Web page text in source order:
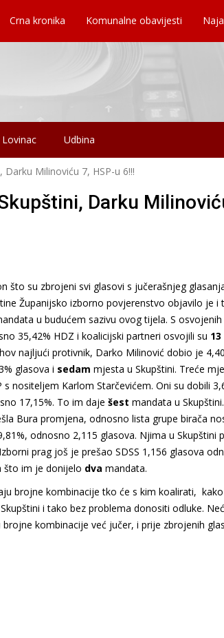
Crna kronika Komunalne obavijesti
Lovinac Udbina
Milinoviću 7, HSP-u 6!!!
Darku
što su zbrojeni svi glasovi s jučerašnjeg
Županijsko izborno povjerenstvo objavilo je i
u budućem sazivu ovog tijela. S osvojenih
35,42% HDZ i koalicijski partneri osvojili su 13
najljući protivnik, Darko Milinović dobio je
glasova i sedam mjesta u Skupštini. Treće
s nositeljem Karlom Starčevićem. Oni su dobili
17,15%. To im daje šest mandata u
Bura promjena, odnosno lista grupe birača
odnosno 2,115 glasova. Njima u Skupštini
prag još je prešao SDSS 1,156 glasova
što im je donijelo dva mandata.
brojne kombinacije tko će s kim koalirati,
i tako bez problema donositi odluke.
kombinacije već jučer, i prije zbrojenih